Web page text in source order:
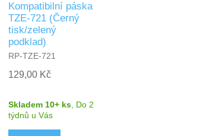
Kompatibilní páska
TZE-721 (Černý
tisk/zelený
podklad)
RP-TZE-721
129,00 Kč
Skladem 10+ ks, Do 2
týdnů u Vás